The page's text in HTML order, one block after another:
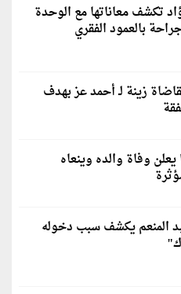
تكشف معاناتها مع الوحدة
بالعمود الفقري
زينة لـ أحمد عز بهدف
وفاة والده وينعاه
المنعم يكشف سبب دخوله